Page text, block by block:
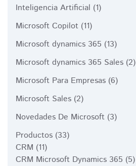
Inteligencia Artificial (1)
Microsoft Copilot (11)
Microsoft dynamics 365 (13)
Microsoft dynamics 365 Sales (2)
Microsoft Para Empresas (6)
Microsoft Sales (2)
Novedades De Microsoft (3)
Productos (33)
CRM (11)
CRM Microsoft Dynamics 365 (5)